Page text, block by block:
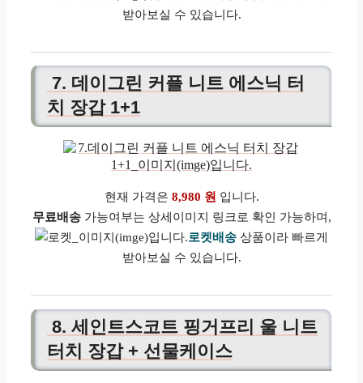
받아보실 수 있습니다.
7. 데이그린 커플 니트 에스닉 터
치 장갑 1+1
현재 가격은 8,980 원 입니다.
무료배송가능여부는 상세이미지 링크로 확인 가능하며,
로켓배송 상품이라 빠르게
받아보실 수 있습니다.
8. 세인트스코트 핑거프리 울 니트
터치 장갑 + 선물케이스